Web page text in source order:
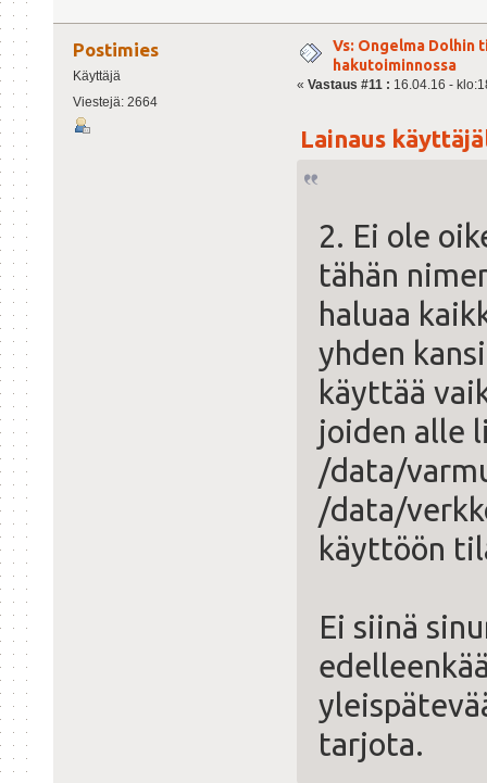
Postimies
Käyttäjä
Viestejä: 2664
Vs: Ongelma Dolhin
hakutoiminnossa
« Vastaus #11 : 16.04.16 -
Lainaus
2. Ei ole
tähän
haluaa
yhden
käyttää
joiden alle
/data/
/data/
käyttöön
Ei siinä
tarjota.